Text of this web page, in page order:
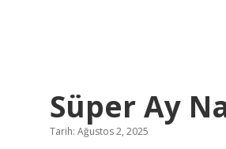
Süper Ay
Tarih: Ağustos 2, 2025